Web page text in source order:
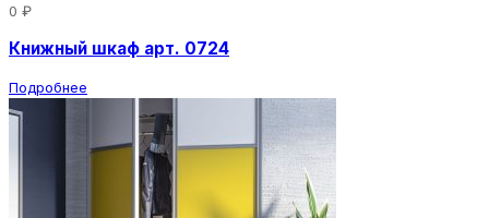
0 ₽
Книжный шкаф арт. 0724
Подробнее